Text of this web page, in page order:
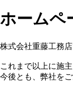
ホームペ
株式会社重藤工務
これまで以上に施
今後とも、弊社を